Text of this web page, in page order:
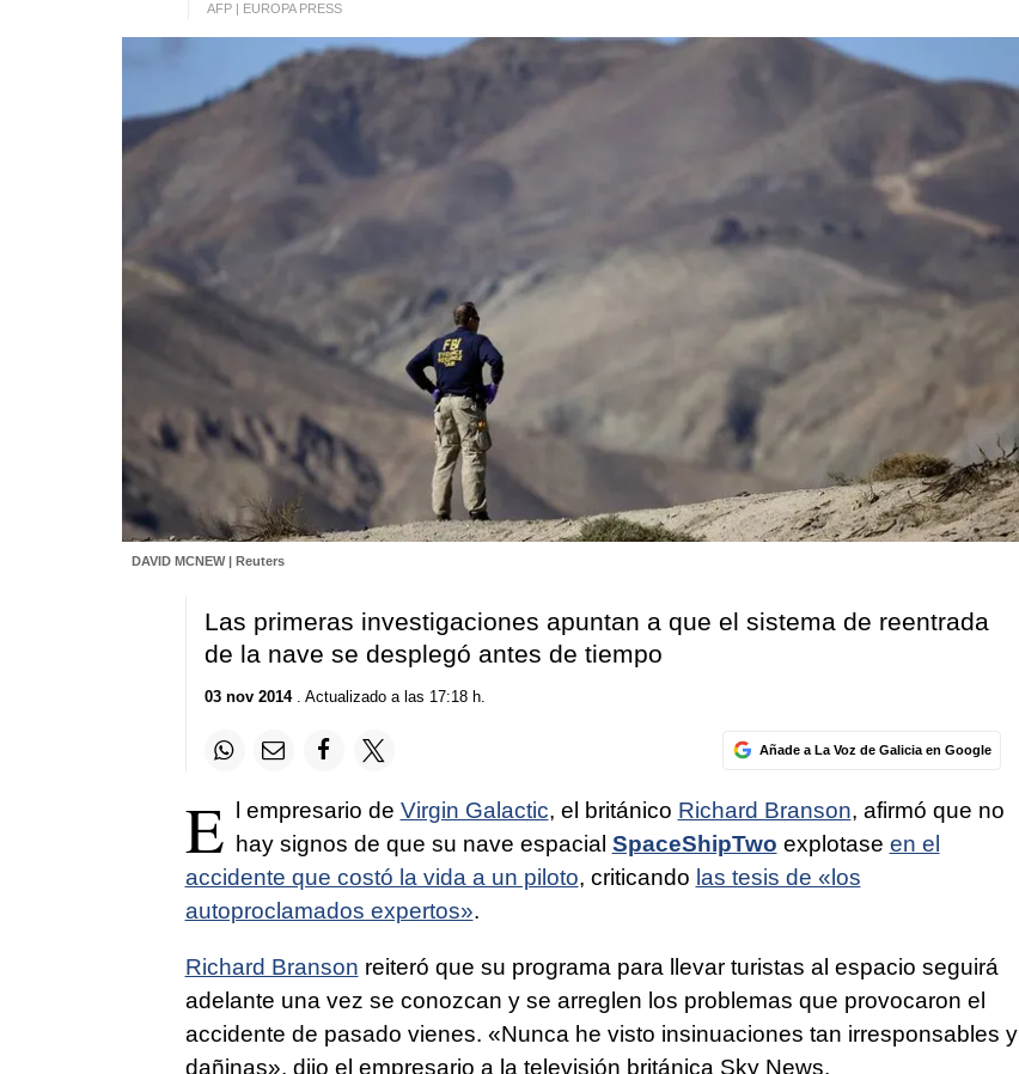
AFP | EUROPA PRESS
DAVID MCNEW | Reuters
Las primeras investigaciones apuntan a que el sistema de reentrada
de la nave se desplegó antes de tiempo
03 nov 2014. Actualizado a las 17:18 h.
Añade a La Voz de Galicia en Google
E l empresario de Virgin Galactic, el británico Richard Branson, afirmó que no
hay signos de que su nave espacial SpaceShipTwo explotase en el
accidente que costó la vida a un piloto, criticando las tesis de «los
autoproclamados expertos».
Richard Branson reiteró que su programa para llevar turistas al espacio seguirá
adelante una vez se conozcan y se arreglen los problemas que provocaron el
accidente de pasado vienes. «Nunca he visto insinuaciones tan irresponsables y
dañinas», dijo el empresario a la televisión británica Sky News.